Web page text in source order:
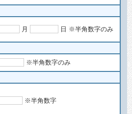
月 日 ※半角数字のみ
※半角数字のみ
※半角数字